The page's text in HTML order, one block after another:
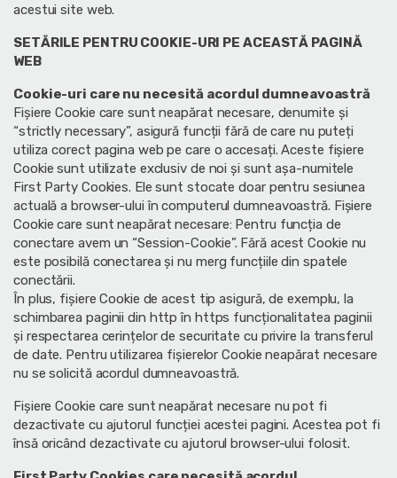
acestui site web.
SETĂRILE PENTRU COOKIE-URI PE ACEASTĂ PAGINĂ
WEB
Cookie-uri care nu necesită acordul dumneavoastră
Fișiere Cookie care sunt neapărat necesare, denumite și
“strictly necessary”, asigură funcții fără de care nu puteți
utiliza corect pagina web pe care o accesați. Aceste fișiere
Cookie sunt utilizate exclusiv de noi și sunt așa-numitele
First Party Cookies. Ele sunt stocate doar pentru sesiunea
actuală a browser-ului în computerul dumneavoastră. Fișiere
Cookie care sunt neapărat necesare: Pentru funcția de
conectare avem un “Session-Cookie”. Fără acest Cookie nu
este posibilă conectarea și nu merg funcțiile din spatele
conectării.
În plus, fișiere Cookie de acest tip asigură, de exemplu, la
schimbarea paginii din http în https funcționalitatea paginii
și respectarea cerințelor de securitate cu privire la transferul
de date. Pentru utilizarea fișierelor Cookie neapărat necesare
nu se solicită acordul dumneavoastră.
Fișiere Cookie care sunt neapărat necesare nu pot fi
dezactivate cu ajutorul funcției acestei pagini. Acestea pot fi
însă oricând dezactivate cu ajutorul browser-ului folosit.